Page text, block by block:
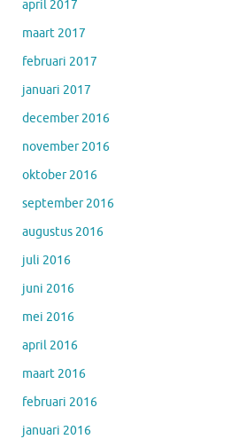
april 2017
maart 2017
februari 2017
januari 2017
december 2016
november 2016
oktober 2016
september 2016
augustus 2016
juli 2016
juni 2016
mei 2016
april 2016
maart 2016
februari 2016
januari 2016